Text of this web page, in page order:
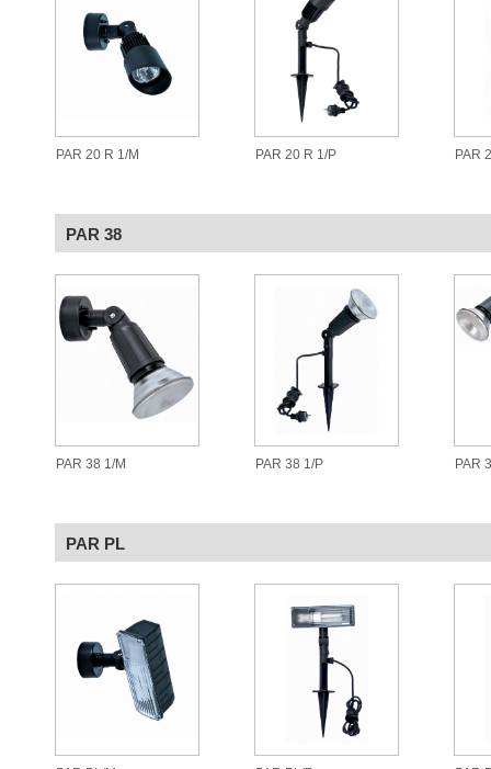
PAR 20 R 1/M PAR 20 R 1/P PAR
PAR 38
PAR 38 1/M PAR 38 1/P PAR
PAR PL